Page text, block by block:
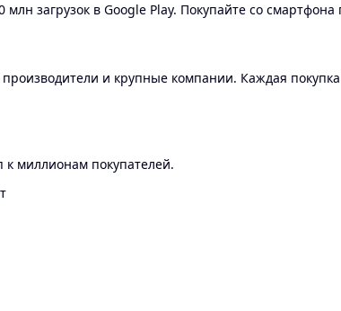
загрузок в Google Play. Покупайте со смартфона
и крупные компании. Каждая
к миллионам покупателей.